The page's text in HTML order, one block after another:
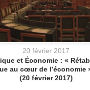
20 février 2017
et Économie : «
au cœur de l’économie
(20 février 2017)